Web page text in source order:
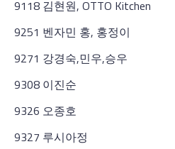
9118 김현원, OTTO Kitchen
9251 벤자민 홍, 홍정이
9271 강경숙,민우,승우
9308 이진순
9326 오종호
9327 루시아정